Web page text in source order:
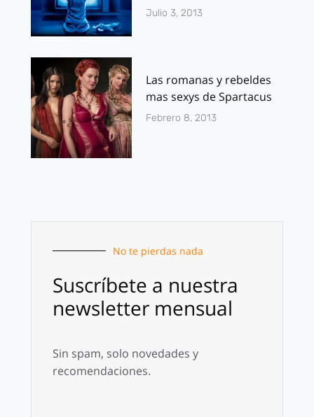
Julio 3, 2013
Las romanas y rebeldes
mas sexys de Spartacus
Febrero 8, 2013
No te pierdas nada
Suscríbete a nuestra
newsletter mensual
Sin spam, solo novedades y
recomendaciones.